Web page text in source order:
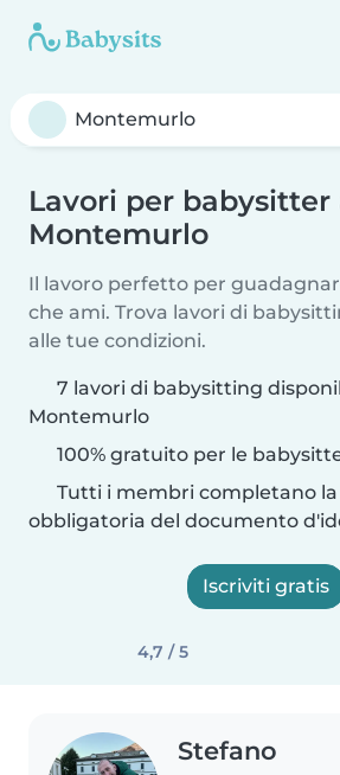
Lavori per babysitter
Montemurlo
Il lavoro perfetto per
che ami. Trova lavori di
alle tue condizioni.
7 lavori di babysitting
Montemurlo
100% gratuito per le
Tutti i membri completano
obbligatoria del documento
Iscriviti gratis
4,7 / 5
Stefano